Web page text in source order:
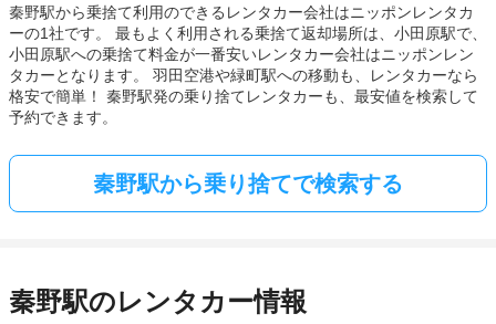
秦野駅から乗捨て利用のできるレンタカー会社はニッポンレンタカ
ーの1社です。 最もよく利用される乗捨て返却場所は、小田原駅で、
小田原駅への乗捨て料金が一番安いレンタカー会社はニッポンレン
タカーとなります。 羽田空港や緑町駅への移動も、レンタカーなら
格安で簡単！ 秦野駅発の乗り捨てレンタカーも、最安値を検索して
予約できます。
秦野駅から乗り捨てで検索する
秦野駅のレンタカー情報